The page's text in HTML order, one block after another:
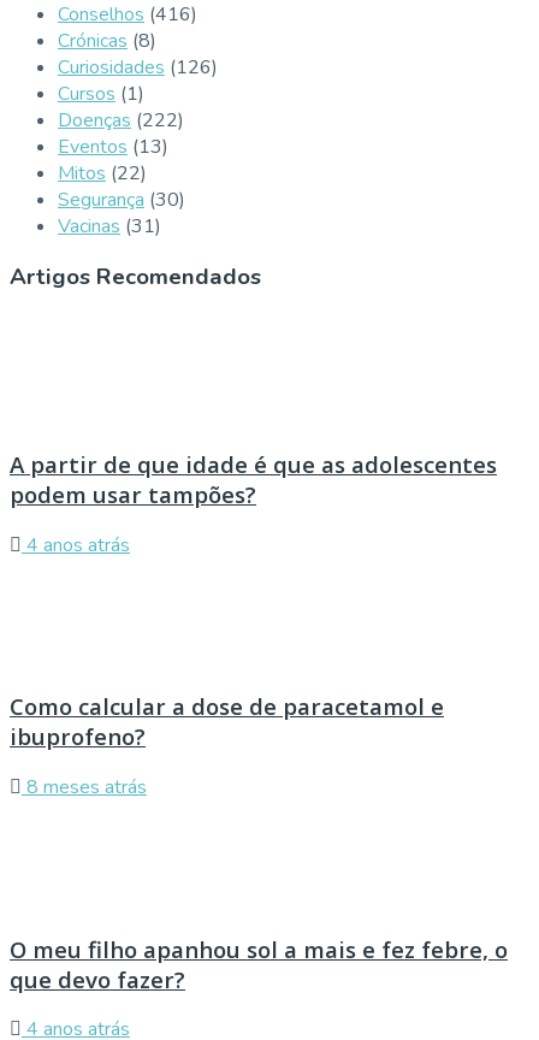
Conselhos (416)
Crónicas (8)
Curiosidades (126)
Cursos (1)
Doenças (222)
Eventos (13)
Mitos (22)
Segurança (30)
Vacinas (31)
Artigos Recomendados
A partir de que idade é que as adolescentes
podem usar tampões?
4 anos atrás
Como calcular a dose de paracetamol e
ibuprofeno?
8 meses atrás
O meu filho apanhou sol a mais e fez febre, o
que devo fazer?
4 anos atrás